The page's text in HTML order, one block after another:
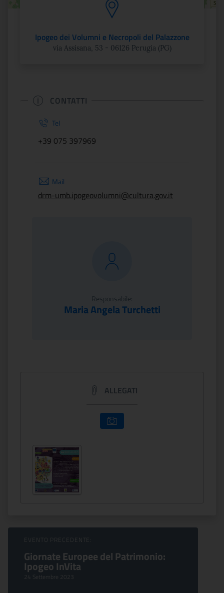
Ipogeo dei Volumni e Necropoli del Palazzone
via Assisana, 53 - 06126 Perugia (PG)
CONTATTI
Tel
+39 075 397969
Mail
drm-umb.ipogeovolumni@cultura.gov.it
Responsabile:
Maria Angela Turchetti
ALLEGATI
Sfoglia Eventi
EVENTO PRECEDENTE:
Giornate Europee del Patrimonio:
Ipogeo InVita
24 Settembre 2023